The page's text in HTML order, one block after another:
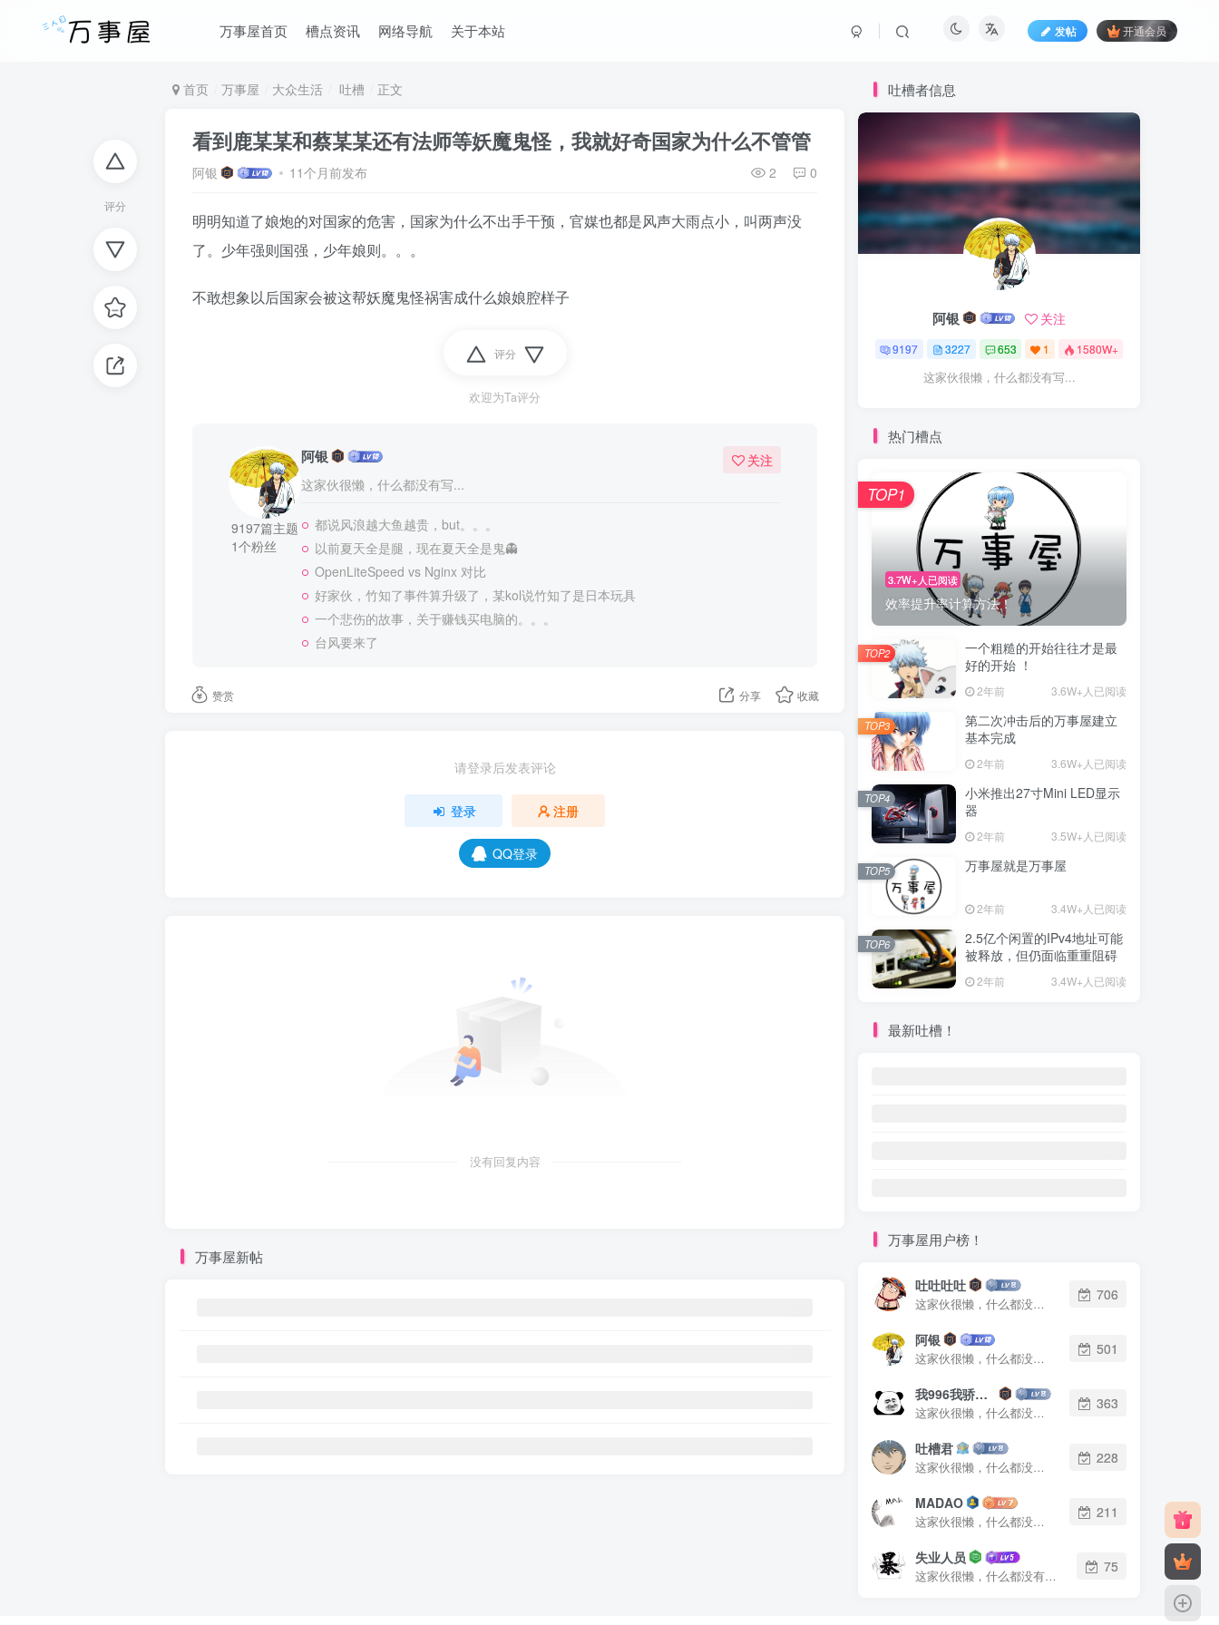
万事屋首页 槽点资讯 网络导航 关于本站 发帖 开通会员
评分
首页 万事屋 大众生活 吐槽 正文
看到鹿某某和蔡某某还有法师等妖魔鬼怪，我就好奇国家为什么不管管
阿银 11个月前发布 2 0
明明知道了娘炮的对国家的危害，国家为什么不出手干预，官媒也都是风声大雨点小，叫两声没
了。少年强则国强，少年娘则。。。
不敢想象以后国家会被这帮妖魔鬼怪祸害成什么娘娘腔样子
评分
欢迎为Ta评分
9197篇主题
1个粉丝
阿银
这家伙很懒，什么都没有写...
关注
都说风浪越大鱼越贵，but。。。
以前夏天全是腿，现在夏天全是鬼👻
OpenLiteSpeed vs Nginx 对比
好家伙，竹知了事件算升级了，某kol说竹知了是日本玩具
一个悲伤的故事，关于赚钱买电脑的。。。
台风要来了
赞赏 分享 收藏
请登录后发表评论
登录 注册
QQ登录
没有回复内容
万事屋新帖
吐槽者信息
阿银 关注
9197 3227 653 1 1580W+
这家伙很懒，什么都没有写...
热门槽点
3.7W+人已阅读
效率提升率计算方法！
TOP1
一个粗糙的开始往往才是最
好的开始 ！
2年前 3.6W+人已阅读
TOP2
第二次冲击后的万事屋建立
基本完成
2年前 3.6W+人已阅读
TOP3
小米推出27寸Mini LED显示
器
2年前 3.5W+人已阅读
TOP4
万事屋就是万事屋
2年前 3.4W+人已阅读
TOP5
2.5亿个闲置的IPv4地址可能
被释放，但仍面临重重阻碍
2年前 3.4W+人已阅读
TOP6
最新吐槽！
万事屋用户榜！
吐吐吐吐
这家伙很懒，什么都没有写...
706
阿银
这家伙很懒，什么都没有写...
501
我996我骄傲了么
这家伙很懒，什么都没有写...
363
吐槽君
这家伙很懒，什么都没有写...
228
MADAO
这家伙很懒，什么都没有写...
211
失业人员
这家伙很懒，什么都没有写...
75